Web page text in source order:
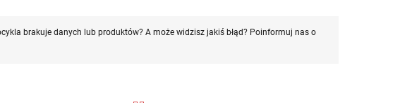
brakuje danych lub produktów? A może widzisz jakiś błąd? Poinformuj nas o